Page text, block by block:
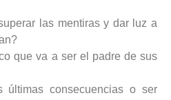
las mentiras y dar luz a
que va a ser el padre de sus
últimas consecuencias o ser